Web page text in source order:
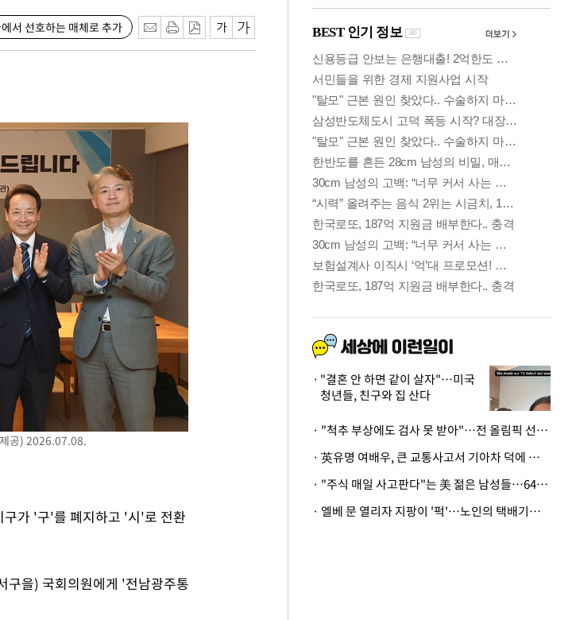
서 선호하는 매체로 추가
공) 2026.07.08.
구가 '구'를 폐지하고 '시'로 전환
구을) 국회의원에게 '전남광주통
"결혼 안 하면 같이 살자"…미국
청년들, 친구와 집 산다
· "척추 부상에도 검사 못 받아"…전 올림픽 선수, 美봅슬레이협회 상대 소송
· 英유명 여배우, 큰 교통사고서 기아차 덕에 살았다
· "주식 매일 사고판다"는 美 젊은 남성들…64%가 "나는 인생의 패배자“
· 엘베 문 열리자 지팡이 '퍽'…노인의 택배기사 폭행 이유